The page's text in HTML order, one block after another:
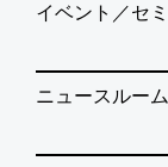
イベント／セ
ニュースルーム